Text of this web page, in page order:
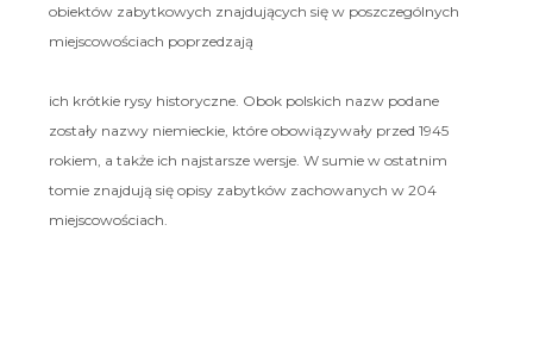
obiektów zabytkowych znajdujących się w poszczególnych
miejscowościach poprzedzają
ich krótkie rysy historyczne. Obok polskich nazw podane
zostały nazwy niemieckie, które obowiązywały przed 1945
rokiem, a także ich najstarsze wersje. W sumie w ostatnim
tomie znajdują się opisy zabytków zachowanych w 204
miejscowościach.